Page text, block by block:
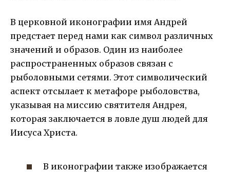
В церковной иконографии имя Андрей
предстает перед нами как символ различных
значений и образов. Один из наиболее
распространенных образов связан с
рыболовными сетями. Этот символический
аспект отсылает к метафоре рыболовства,
указывая на миссию святителя Андрея,
которая заключается в ловле душ людей для
Иисуса Христа.
В иконографии также изображается